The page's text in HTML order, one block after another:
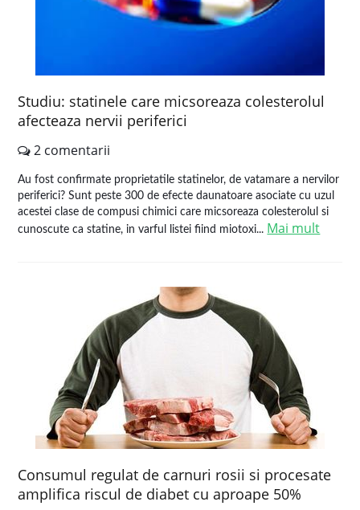
Studiu: statinele care micsoreaza colesterolul
afecteaza nervii periferici
2 comentarii
Au fost confirmate proprietatile statinelor, de vatamare a nervilor
periferici? Sunt peste 300 de efecte daunatoare asociate cu uzul
acestei clase de compusi chimici care micsoreaza colesterolul si
cunoscute ca statine, in varful listei fiind miotoxi... Mai mult
Consumul regulat de carnuri rosii si procesate
amplifica riscul de diabet cu aproape 50%